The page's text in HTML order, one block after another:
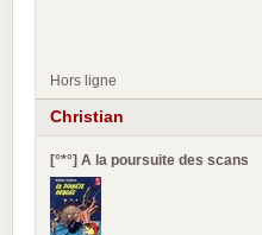
Hors ligne
Christian
[°*°] A la poursuite des scans